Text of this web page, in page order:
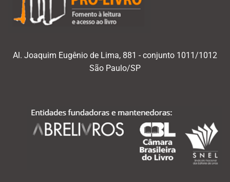
Al. Joaquim Eugênio de Lima, 881 - conjunto 1011/1012
São Paulo/SP